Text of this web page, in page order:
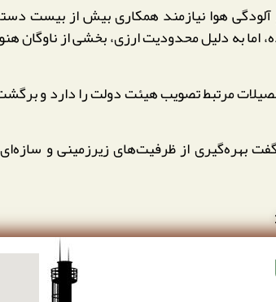
هوا نیازمند همکاری بیش از بیست
به دلیل محدودیت ارزی، بخشی از ناوگان
مرتبط تصویب هیئت دولت را دارد و
گفت بهره‌گیری از ظرفیت‌های زیرزمینی و